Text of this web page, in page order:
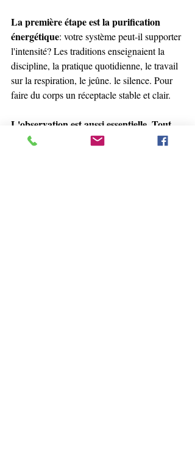
La première étape est la purification
énergétique: votre système peut-il supporter
l'intensité? Les traditions enseignaient la
discipline, la pratique quotidienne, le travail
sur la respiration, le jeûne. le silence. Pour
faire du corps un réceptacle stable et clair.
L'observation est aussi essentielle. Tout
comme l'honnêteté
.